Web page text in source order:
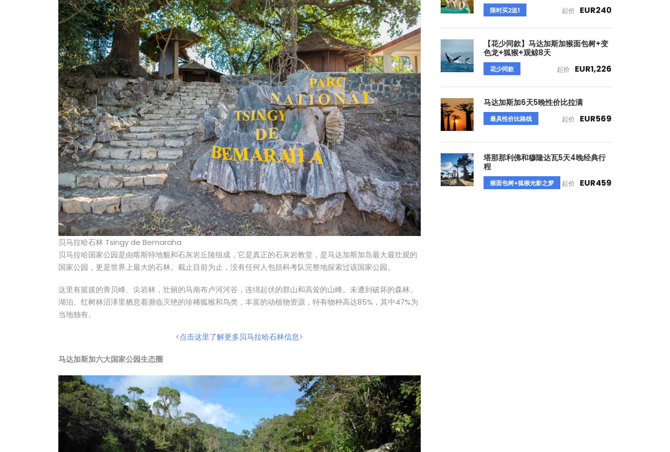
贝马拉哈石林 Tsingy de Bemaraha
贝马拉哈国家公园是由喀斯特地貌和石灰岩丘陵组成，它是真正的石灰岩教堂，是马达加斯加岛最大最壮观的
国家公园，更是世界上最大的石林。截止目前为止，没有任何人包括科考队完整地探索过该国家公园。
这里有挺拔的青贝峰、尖岩林，壮丽的马南布卢河河谷，连绵起伏的群山和高耸的山峰。未遭到破坏的森林、
湖泊、红树林沼泽里栖息着濒临灭绝的珍稀狐猴和鸟类，丰富的动植物资源，特有物种高达85%，其中47%为
当地独有。
<点击这里了解更多贝马拉哈石林信息>
马达加斯加六大国家公园生态圈
限时买2送1 起价 EUR240
【花少同款】马达加斯加猴面包树+变
色龙+狐猴+观鲸8天
花少同款 起价 EUR1,226
马达加斯加6天5晚性价比拉满
最具性价比路线 起价 EUR569
塔那那利佛和穆隆达瓦5天4晚经典行
程
猴面包树+狐猴光影之梦 起价 EUR459